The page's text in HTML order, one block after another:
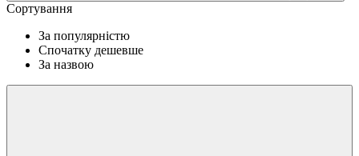
Сортування
За популярністю
Спочатку дешевше
За назвою